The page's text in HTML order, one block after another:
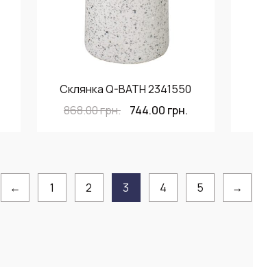
Склянка Q-BATH 2341550
868.00грн. 744.00 грн.
← 1 2 3 4 5 →